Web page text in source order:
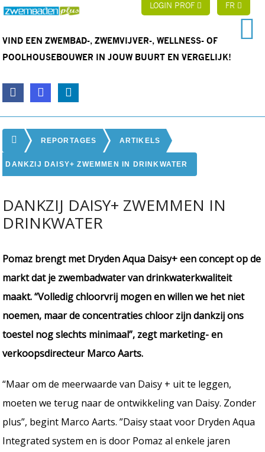
LOGIN PROF FR
VIND EEN ZWEMBAD-, ZWEMVIJVER-, WELLNESS- OF
POOLHOUSEBOUWER IN JOUW BUURT EN VERGELIJK!
REPORTAGES ARTIKELS
DANKZIJ DAISY+ ZWEMMEN IN DRINKWATER
DANKZIJ DAISY+ ZWEMMEN IN
DRINKWATER
Pomaz brengt met Dryden Aqua Daisy+ een concept op de
markt dat je zwembadwater van drinkwaterkwaliteit
maakt. “Volledig chloorvrij mogen en willen we het niet
noemen, maar de concentraties chloor zijn dankzij ons
toestel nog slechts minimaal”, zegt marketing- en
verkoopsdirecteur Marco Aarts.
“Maar om de meerwaarde van Daisy + uit te leggen,
moeten we terug naar de ontwikkeling van Daisy. Zonder
plus”, begint Marco Aarts. ”Daisy staat voor Dryden Aqua
Integrated system en is door Pomaz al enkele jaren